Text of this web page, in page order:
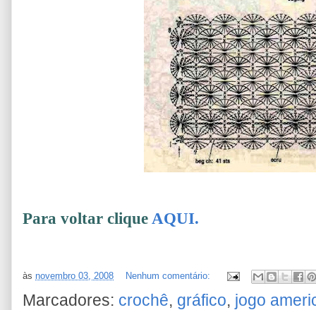
Para voltar clique AQUI.
às novembro 03, 2008 Nenhum comentário:
Marcadores: crochê, gráfico, jogo